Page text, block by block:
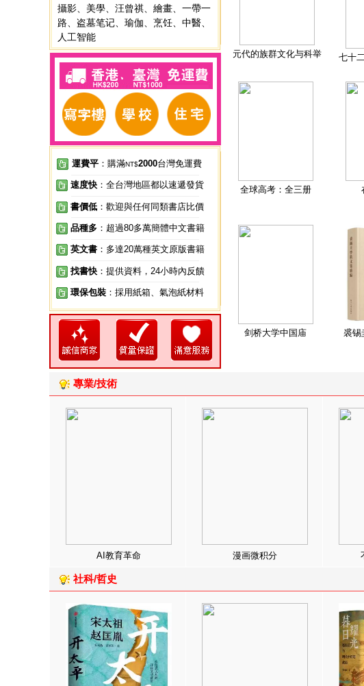
攝影
美學 汪曾祺 繪畫
一帶一
路
盗墓笔记 瑜伽 烹饪 中醫
人工智能
運費平 ：購滿NT$2000台灣免運費
速度快 ：全台灣地區都以速遞發貨
書價低 ：歡迎與任何同類書店比價
品種多 ：超過80多萬簡體中文書籍
英文書 ：多達20萬種英文原版書籍
找書快 ：提供資料，24小時內反饋
環保包裝 ：採用紙箱、氣泡紙材料
元代的族群文化与科举 七十
全球高考：全三册
剑桥大学中国庙 裘锡
專業/技術
AI教育革命 漫画微积分
社科/哲史